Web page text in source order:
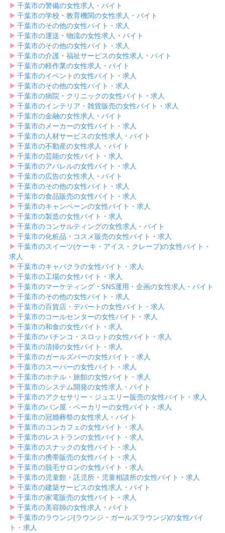
▶︎ 千葉市の警備の女性求人・バイト
▶︎ 千葉市の学校・教育機関の女性求人・バイト
▶︎ 千葉市のその他の女性バイト・求人
▶︎ 千葉市の運送・物流の女性求人・バイト
▶︎ 千葉市のその他の女性バイト・求人
▶︎ 千葉市の介護・福祉サービスの女性求人・バイト
▶︎ 千葉市の軽作業の女性求人・バイト
▶︎ 千葉市のイベントの女性バイト・求人
▶︎ 千葉市のその他の女性バイト・求人
▶︎ 千葉市の病院・クリニックの女性バイト・求人
▶︎ 千葉市のインテリア・雑貨販売の女性バイト・求人
▶︎ 千葉市の金融の女性求人・バイト
▶︎ 千葉市のメーカーの女性バイト・求人
▶︎ 千葉市の人材サービスの女性求人・バイト
▶︎ 千葉市の不動産の女性求人・バイト
▶︎ 千葉市の芸能の女性バイト・求人
▶︎ 千葉市のアパレルの女性バイト・求人
▶︎ 千葉市の広告の女性求人・バイト
▶︎ 千葉市のその他の女性バイト・求人
▶︎ 千葉市の食品販売の女性バイト・求人
▶︎ 千葉市のキャンペーンの女性バイト・求人
▶︎ 千葉市の製造の女性バイト・求人
▶︎ 千葉市のコンサルティングの女性求人・バイト
▶︎ 千葉市の化粧品・コスメ販売の女性バイト・求人
▶︎ 千葉市のスイーツ(ケーキ・アイス・クレープ)の女性バイト・
求人
▶︎ 千葉市のキャバクラの女性バイト・求人
▶︎ 千葉市の工場の女性バイト・求人
▶︎ 千葉市のマーケティング・SNS運用・企画の女性求人・バイト
▶︎ 千葉市のその他の女性バイト・求人
▶︎ 千葉市の百貨店・デパートの女性バイト・求人
▶︎ 千葉市のコールセンターの女性バイト・求人
▶︎ 千葉市の和食の女性バイト・求人
▶︎ 千葉市のパチンコ・スロットの女性バイト・求人
▶︎ 千葉市の清掃の女性バイト・求人
▶︎ 千葉市のガールズバーの女性バイト・求人
▶︎ 千葉市のスーパーの女性バイト・求人
▶︎ 千葉市のホテル・旅館の女性バイト・求人
▶︎ 千葉市のシステム開発の女性求人・バイト
▶︎ 千葉市のアクセサリー・ジュエリー販売の女性バイト・求人
▶︎ 千葉市のパン屋・ベーカリーの女性バイト・求人
▶︎ 千葉市の冠婚葬祭の女性求人・バイト
▶︎ 千葉市のコンカフェの女性バイト・求人
▶︎ 千葉市のレストランの女性バイト・求人
▶︎ 千葉市のスナックの女性バイト・求人
▶︎ 千葉市の携帯販売の女性バイト・求人
▶︎ 千葉市の脱毛サロンの女性バイト・求人
▶︎ 千葉市の児童館・託児所・児童相談所の女性バイト・求人
▶︎ 千葉市の建築サービスの女性求人・バイト
▶︎ 千葉市の家電販売の女性バイト・求人
▶︎ 千葉市の美容師の女性求人・バイト
▶︎ 千葉市のラウンジ(ラウンジ・ガールズラウンジ)の女性バイ
ト・求人